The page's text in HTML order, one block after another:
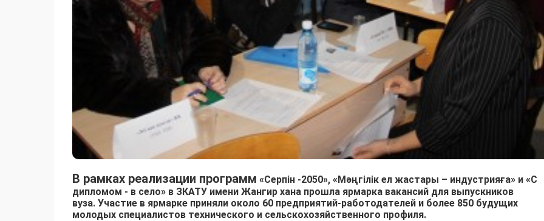
В рамках реализации программ «Серпін -2050», «Мәңгілік ел жастары – индустрияға» и «С
дипломом - в село» в ЗКАТУ имени Жангир хана прошла ярмарка вакансий для выпускников
вуза. Участие в ярмарке приняли около 60 предприятий-работодателей и более 850 будущих
молодых специалистов технического и сельскохозяйственного профиля.